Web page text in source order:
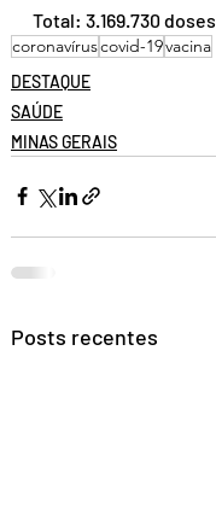
Total: 3.169.730 doses
coronavíruscovid-19vacina
DESTAQUE
SAÚDE
MINAS GERAIS
Posts recentes